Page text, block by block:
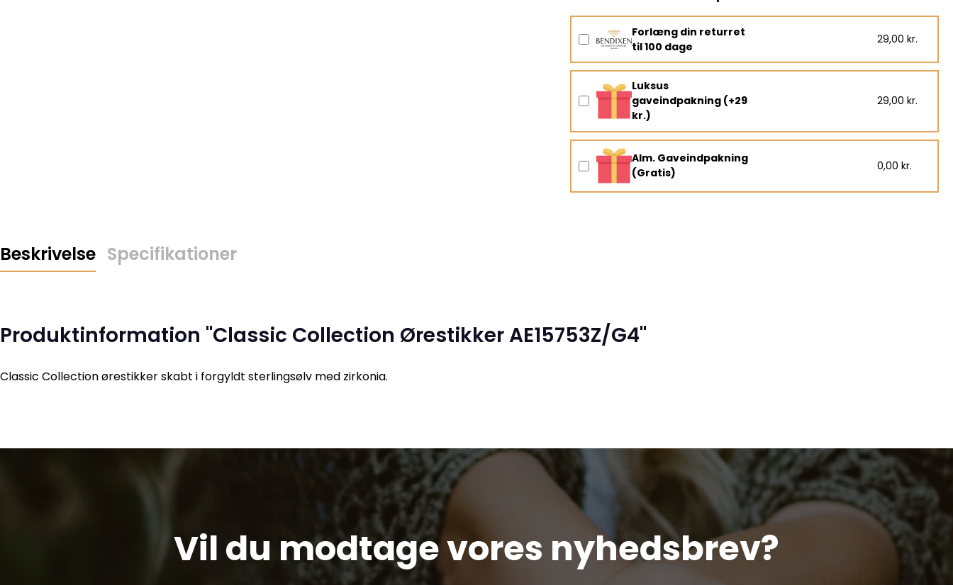
Forlæng din returret
til 100 dage
29,00 kr.
Luksus
gaveindpakning (+29
kr.)
29,00 kr.
Alm. Gaveindpakning
(Gratis)
0,00 kr.
Beskrivelse Specifikationer
Produktinformation "Classic Collection Ørestikker AE15753Z/G4"
Classic Collection ørestikker skabt i forgyldt sterlingsølv med zirkonia.
Vil du modtage vores nyhedsbrev?